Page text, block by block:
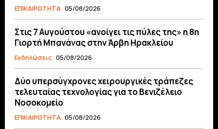
ΕΠΙΚΑΙΡΟΤΗΤΑ 05/08/2026
Στις 7 Αυγούστου «ανοίγει τις πύλες της» η 8η
Γιορτή Μπανάνας στην Άρβη Ηρακλείου
Εκδηλώσεις 05/08/2026
Δύο υπερσύγχρονες χειρουργικές τράπεζες
τελευταίας τεχνολογίας για το Βενιζέλειο
Νοσοκομείο
ΕΠΙΚΑΙΡΟΤΗΤΑ 05/08/2026